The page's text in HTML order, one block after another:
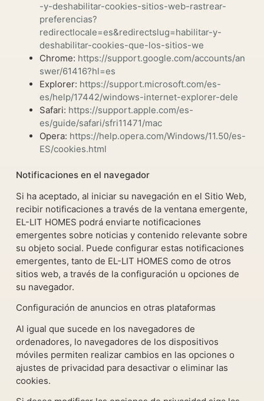
-y-deshabilitar-cookies-sitios-web-rastrear-
preferencias?
redirectlocale=es&redirectslug=habilitar-y-
deshabilitar-cookies-que-los-sitios-we
Chrome: https://support.google.com/accounts/an
swer/61416?hl=es
Explorer: https://support.microsoft.com/es-
es/help/17442/windows-internet-explorer-dele
Safari: https://support.apple.com/es-
es/guide/safari/sfri11471/mac
Opera: https://help.opera.com/Windows/11.50/es-
ES/cookies.html
Notificaciones en el navegador
Si ha aceptado, al iniciar su navegación en el Sitio Web,
recibir notificaciones a través de la ventana emergente,
EL-LIT HOMES podrá enviarte notificaciones
emergentes sobre noticias y contenido relevante sobre
su objeto social. Puede configurar estas notificaciones
emergentes, tanto de EL-LIT HOMES como de otros
sitios web, a través de la configuración u opciones de
su navegador.
Configuración de anuncios en otras plataformas
Al igual que sucede en los navegadores de
ordenadores, lo navegadores de los dispositivos
móviles permiten realizar cambios en las opciones o
ajustes de privacidad para desactivar o eliminar las
cookies.